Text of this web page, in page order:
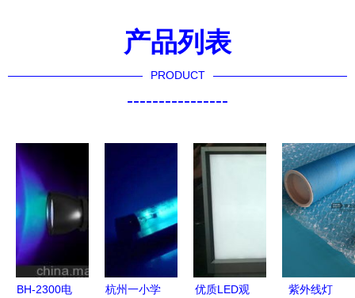
产品列表
PRODUCT
----------------
BH-2300电
杭州一小学
优质LED观
紫外线灯